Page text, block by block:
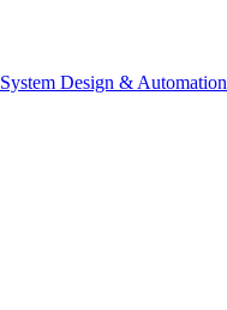
System Design & Automation